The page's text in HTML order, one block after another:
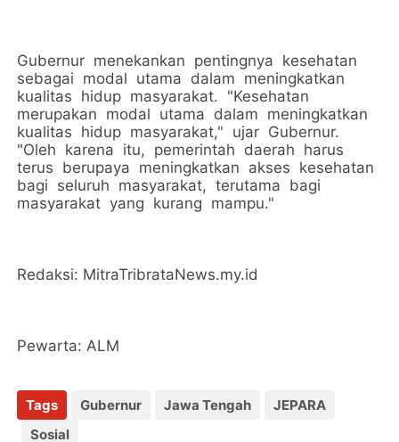
Gubernur menekankan pentingnya kesehatan
sebagai modal utama dalam meningkatkan
kualitas hidup masyarakat. "Kesehatan
merupakan modal utama dalam meningkatkan
kualitas hidup masyarakat," ujar Gubernur.
"Oleh karena itu, pemerintah daerah harus
terus berupaya meningkatkan akses kesehatan
bagi seluruh masyarakat, terutama bagi
masyarakat yang kurang mampu."
Redaksi: MitraTribrataNews.my.id
Pewarta: ALM
Tags Gubernur Jawa Tengah
JEPARA
Sosial